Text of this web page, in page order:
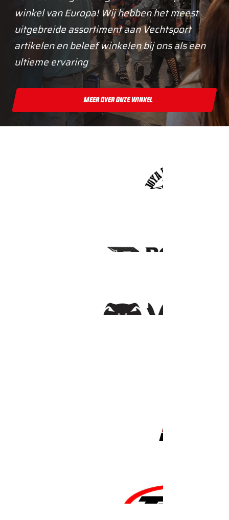
winkel van Europa! Wij hebben het meest
uitgebreide assortiment aan Vechtsport
artikelen en beleef winkelen bij ons als een
ultieme ervaring
Meer Over Onze Winkel